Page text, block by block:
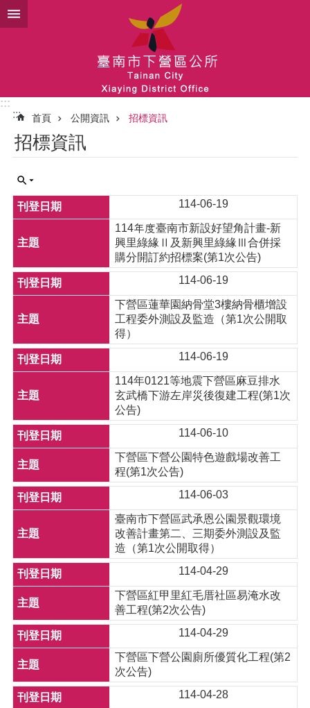
跳到主要內容區塊
:::
:::
首頁 公開資訊 招標資訊
招標資訊
114-06-19
114年度臺南市新設好望角計畫-新
興里綠緣Ⅱ及新興里綠緣Ⅲ合併採
購分開訂約招標案(第1次公告)
114-06-19
下營區蓮華園納骨堂3樓納骨櫃增設
工程委外測設及監造（第1次公開取
得）
114-06-19
114年0121等地震下營區麻豆排水
玄武橋下游左岸災後復建工程(第1次
公告)
114-06-10
下營區下營公園特色遊戲場改善工
程(第1次公告)
114-06-03
臺南市下營區武承恩公園景觀環境
改善計畫第二、三期委外測設及監
造（第1次公開取得）
114-04-29
下營區紅甲里紅毛厝社區易淹水改
善工程(第2次公告)
114-04-29
下營區下營公園廁所優質化工程(第2
次公告)
114-04-28